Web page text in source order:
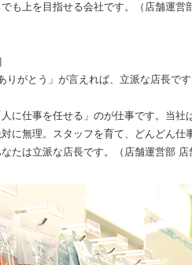
も上を目指せる会社です。（店舗運
りがとう」が言えれば、立派な店長です
に仕事を任せる」のが仕事です。当
に無理。スタッフを育て、どんどん
たは立派な店長です。（店舗運営部 店